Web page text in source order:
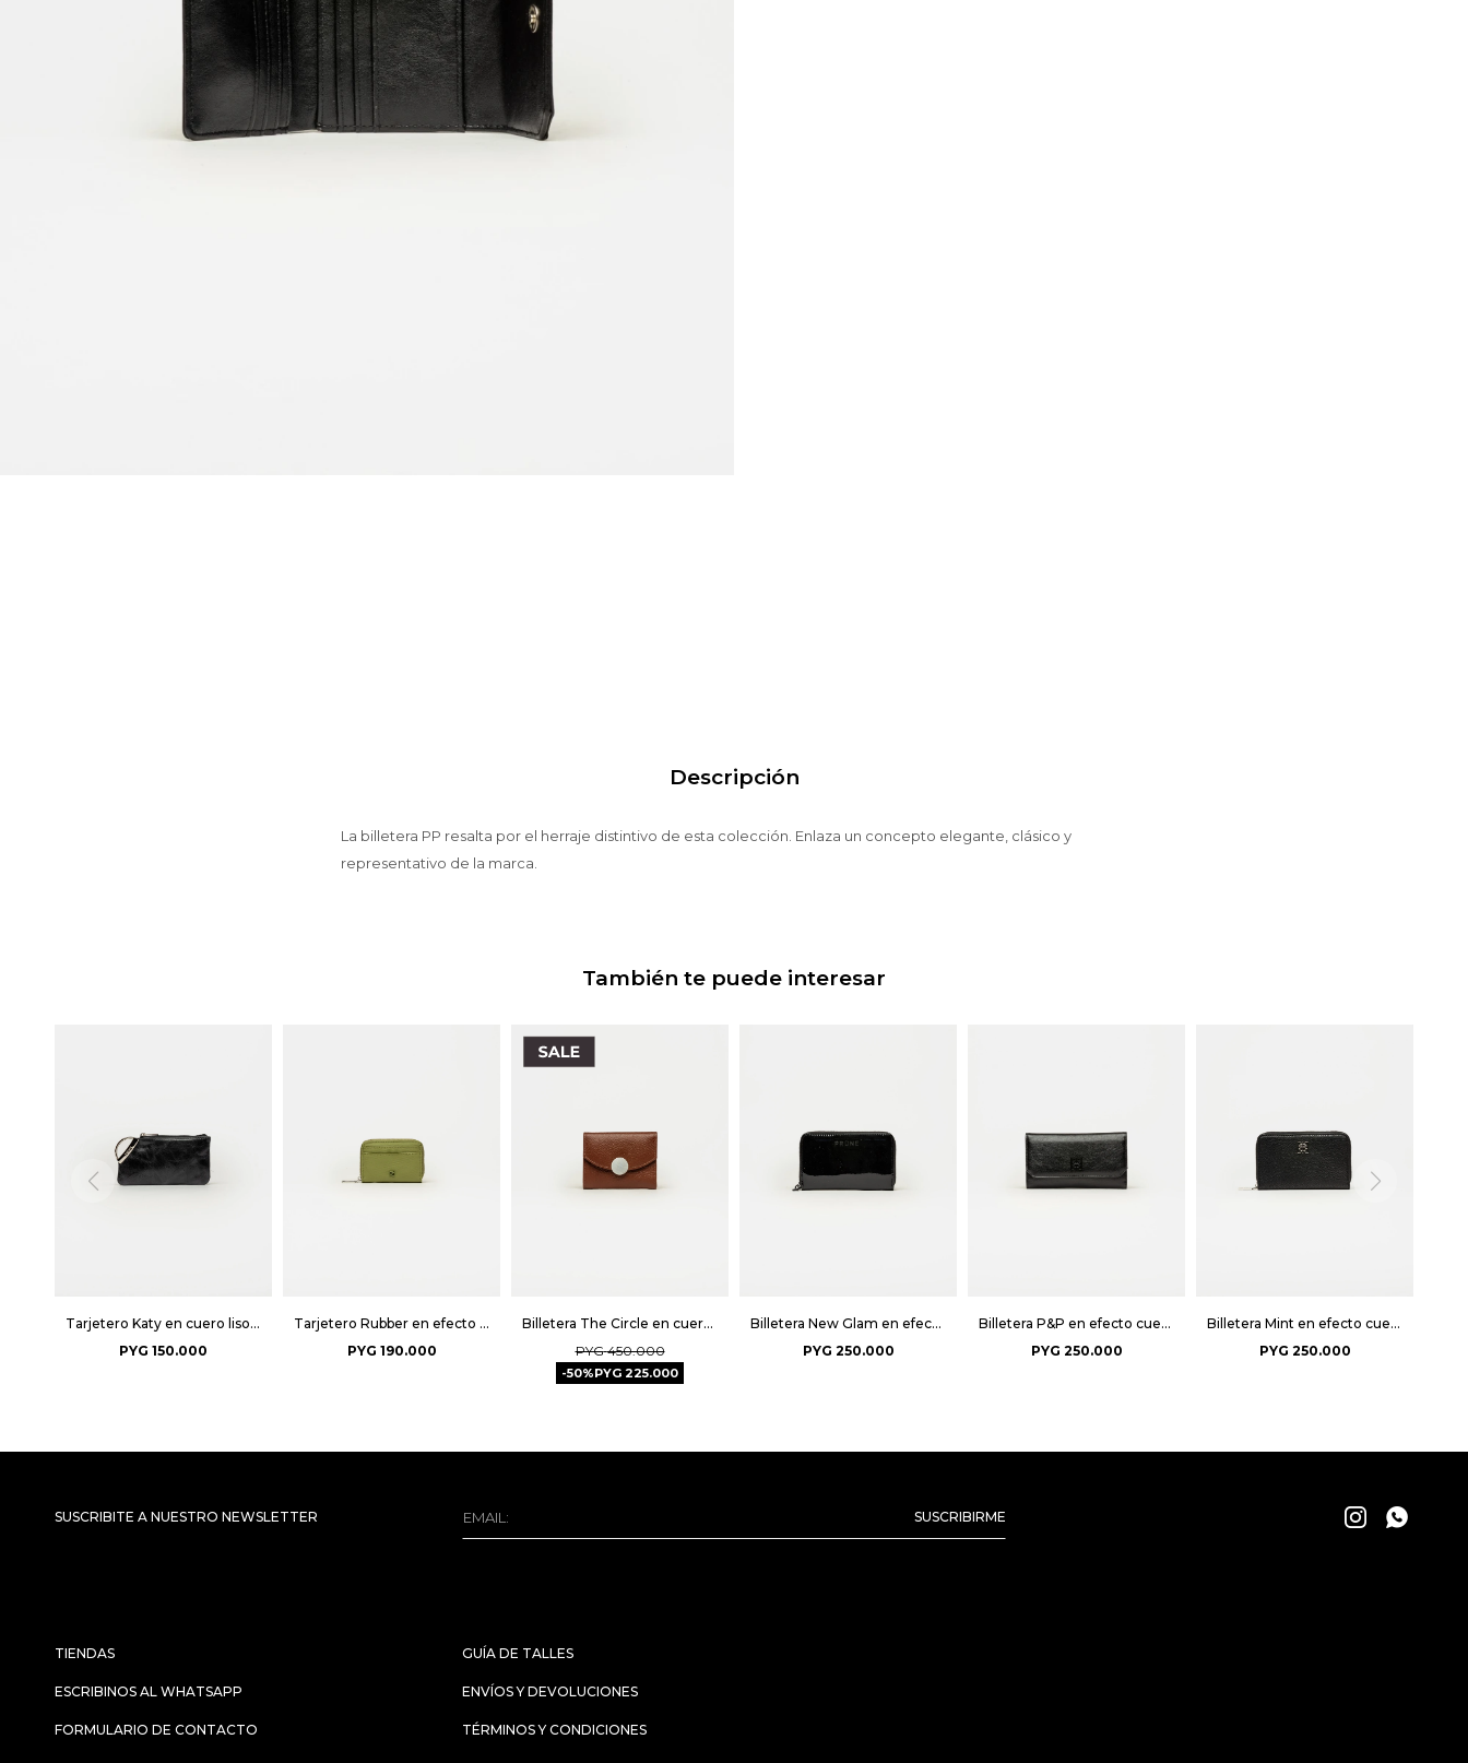
Descripción
La billetera PP resalta por el herraje distintivo de esta colección. Enlaza un concepto elegante, clásico y
representativo de la marca.
También te puede interesar
Tarjetero Katy en cuero liso - Negro
PYG 150.000
Tarjetero Rubber en efecto cuero - Pistacho
PYG 190.000
Billetera The Circle en cuero graneado - Tabaco
PYG 450.000
50 PYG 225.000
Billetera New Glam en efecto cuero - Negro
PYG 250.000
Billetera P&P en efecto cuero - Negro
PYG 250.000
Billetera Mint en efecto cuero - Negro
PYG 250.000
TIENDAS
ESCRIBINOS AL WHATSAPP
FORMULARIO DE CONTACTO
GUÍA DE TALLES
ENVÍOS Y DEVOLUCIONES
TÉRMINOS Y CONDICIONES
SUSCRIBITE A NUESTRO NEWSLETTER SUSCRIBIRME  